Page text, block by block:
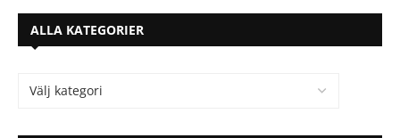
ALLA KATEGORIER